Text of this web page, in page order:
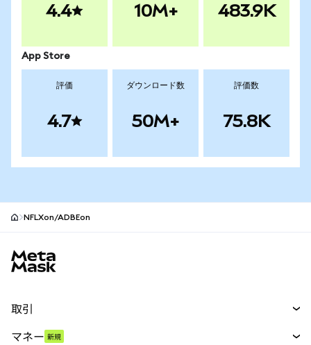
4.4 10M+ 483.9K
App Store
評価
4.7
ダウンロード数
50M+
評価数
75.8K
NFLXon/ADBEon
取引
マネー 新規